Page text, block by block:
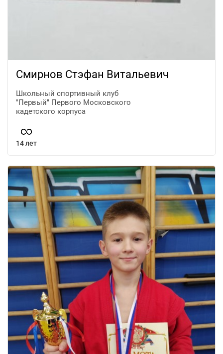
Смирнов Стэфан Витальевич
Школьный спортивный клуб
"Первый" Первого Московского
кадетского корпуса
14 лет